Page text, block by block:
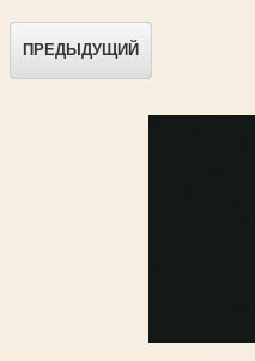
ПРЕДЫДУЩИЙ